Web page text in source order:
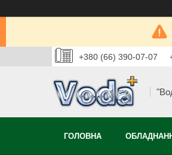
+380 (66) 390-07-07
ГОЛОВНА